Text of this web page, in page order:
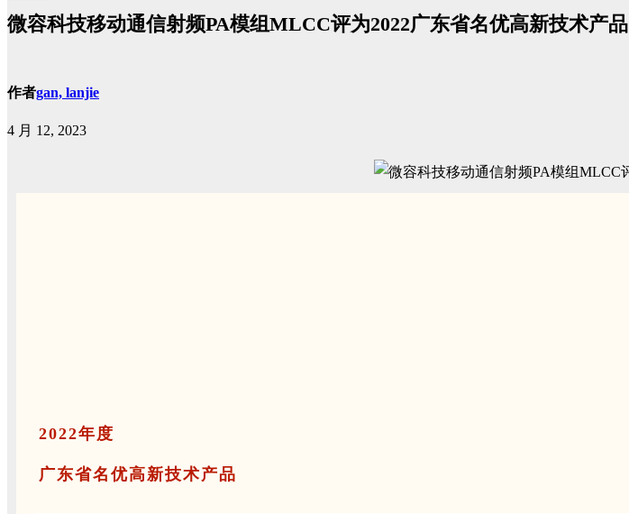
微容科技移动通信射频PA模组MLCC评为2022广东省名优高新技术产品
作者gan, lanjie
4 月 12, 2023
2022年度
广东省名优高新技术产品